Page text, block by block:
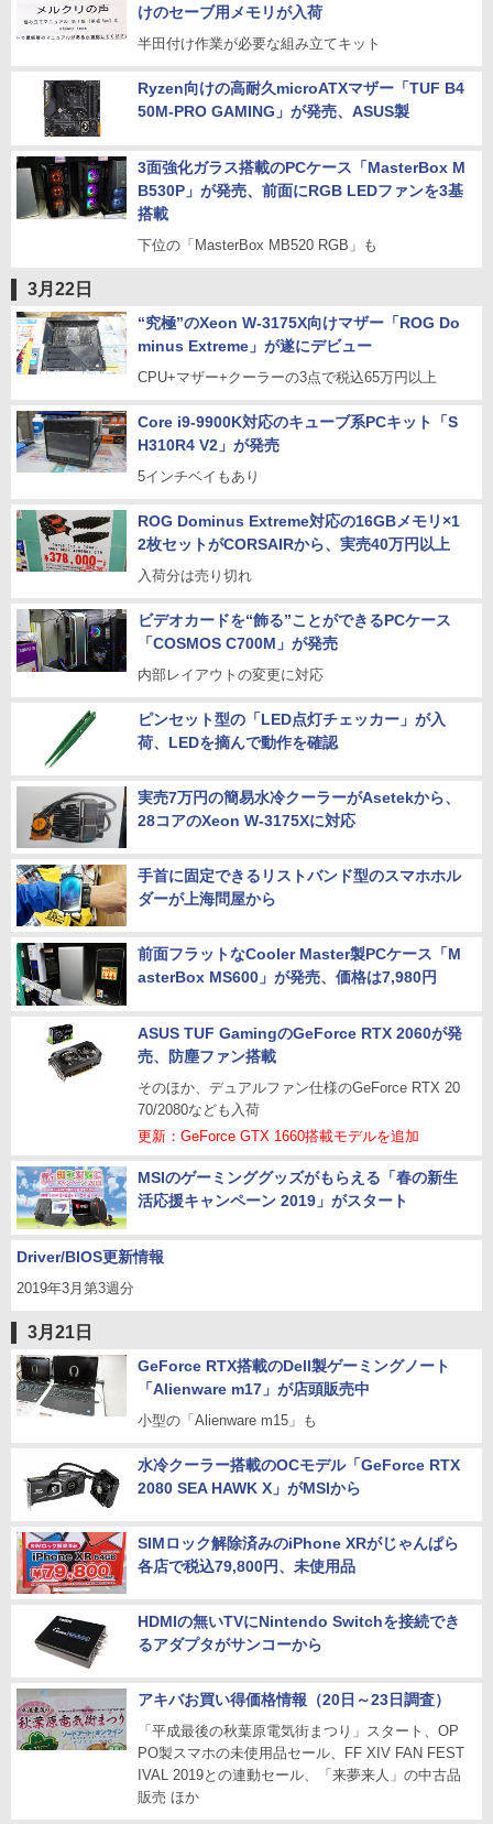
けのセーブ用メモリが入荷
半田付け作業が必要な組み立てキット
Ryzen向けの高耐久microATXマザー「TUF B4
50M-PRO GAMING」が発売、ASUS製
3面強化ガラス搭載のPCケース「MasterBox M
B530P」が発売、前面にRGB LEDファンを3基
搭載
下位の「MasterBox MB520 RGB」も
3月22日
“究極”のXeon W-3175X向けマザー「ROG Do
minus Extreme」が遂にデビュー
CPU+マザー+クーラーの3点で税込65万円以上
Core i9-9900K対応のキューブ系PCキット「S
H310R4 V2」が発売
5インチベイもあり
ROG Dominus Extreme対応の16GBメモリ×1
2枚セットがCORSAIRから、実売40万円以上
入荷分は売り切れ
ビデオカードを“飾る”ことができるPCケース
「COSMOS C700M」が発売
内部レイアウトの変更に対応
ピンセット型の「LED点灯チェッカー」が入
荷、LEDを摘んで動作を確認
実売7万円の簡易水冷クーラーがAsetekから、
28コアのXeon W-3175Xに対応
手首に固定できるリストバンド型のスマホホル
ダーが上海問屋から
前面フラットなCooler Master製PCケース「M
asterBox MS600」が発売、価格は7,980円
ASUS TUF GamingのGeForce RTX 2060が発
売、防塵ファン搭載
そのほか、デュアルファン仕様のGeForce RTX 20
70/2080なども入荷
更新：GeForce GTX 1660搭載モデルを追加
MSIのゲーミンググッズがもらえる「春の新生
活応援キャンペーン 2019」がスタート
Driver/BIOS更新情報
2019年3月第3週分
3月21日
GeForce RTX搭載のDell製ゲーミングノート
「Alienware m17」が店頭販売中
小型の「Alienware m15」も
水冷クーラー搭載のOCモデル「GeForce RTX
2080 SEA HAWK X」がMSIから
SIMロック解除済みのiPhone XRがじゃんぱら
各店で税込79,800円、未使用品
HDMIの無いTVにNintendo Switchを接続でき
るアダプタがサンコーから
アキバお買い得価格情報（20日～23日調査）
「平成最後の秋葉原電気街まつり」スタート、OP
PO製スマホの未使用品セール、FF XIV FAN FEST
IVAL 2019との連動セール、「来夢来人」の中古品
販売 ほか